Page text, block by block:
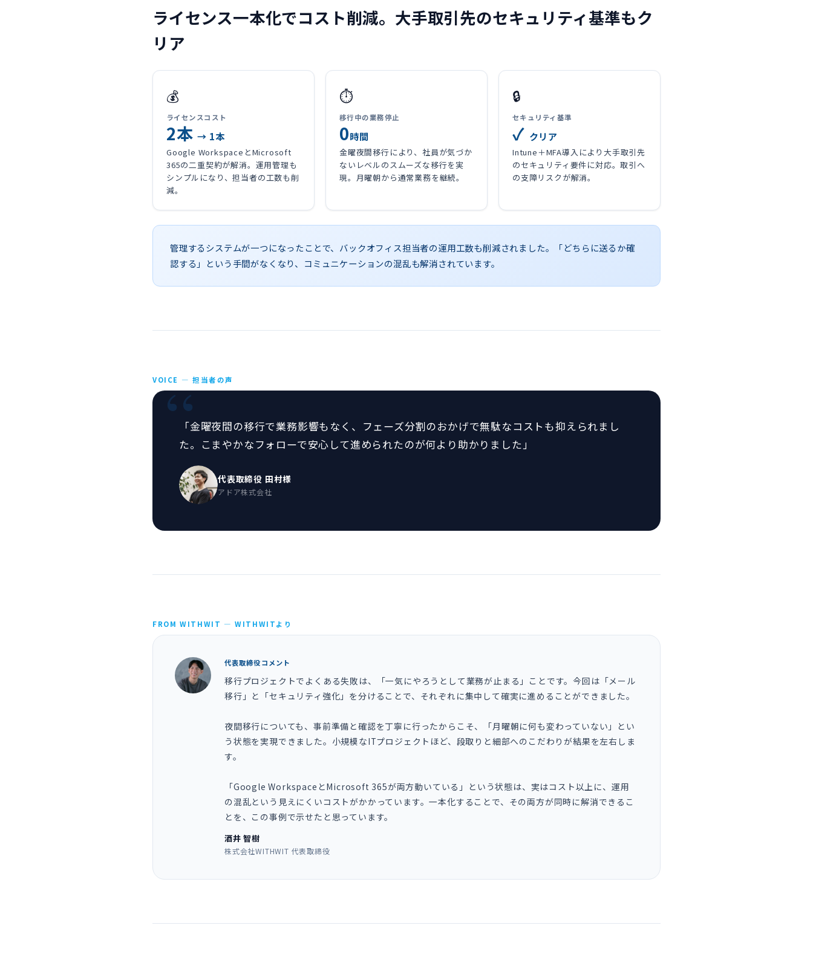
ライセンス一本化でコスト削減。大手取引先のセキュリティ基準もク
リア
💰
ライセンスコスト
2本→ 1本
Google WorkspaceとMicrosoft
365の二重契約が解消。運用管理も
シンプルになり、担当者の工数も削
減。
⏱️
移行中の業務停止
0時間
金曜夜間移行により、社員が気づか
ないレベルのスムーズな移行を実
現。月曜朝から通常業務を継続。
🔒
セキュリティ基準
✓ クリア
Intune＋MFA導入により大手取引先
のセキュリティ要件に対応。取引へ
の支障リスクが解消。
管理するシステムが一つになったことで、バックオフィス担当者の運用工数も削減されました。「どちらに送るか確
認する」という手間がなくなり、コミュニケーションの混乱も解消されています。
VOICE — 担当者の声
「金曜夜間の移行で業務影響もなく、フェーズ分割のおかげで無駄なコストも抑えられまし
た。こまやかなフォローで安心して進められたのが何より助かりました」
代表取締役 田村様
アドア株式会社
FROM WITHWIT — WITHWITより
代表取締役コメント
移行プロジェクトでよくある失敗は、「一気にやろうとして業務が止まる」ことです。今回は「メール
移行」と「セキュリティ強化」を分けることで、それぞれに集中して確実に進めることができました。
夜間移行についても、事前準備と確認を丁寧に行ったからこそ、「月曜朝に何も変わっていない」とい
う状態を実現できました。小規模なITプロジェクトほど、段取りと細部へのこだわりが結果を左右しま
す。
「Google WorkspaceとMicrosoft 365が両方動いている」という状態は、実はコスト以上に、運用
の混乱という見えにくいコストがかかっています。一本化することで、その両方が同時に解消できるこ
とを、この事例で示せたと思っています。
酒井 智樹
株式会社WITHWIT 代表取締役